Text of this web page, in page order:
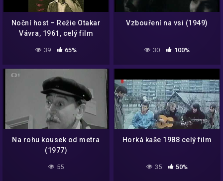
Noční host – Režie Otakar
Vávra, 1961, celý film
39 65%
Vzbouření na vsi (1949)
30 100%
Na rohu kousek od metra
(1977)
55
Horká kaše 1988 celý film
35 50%